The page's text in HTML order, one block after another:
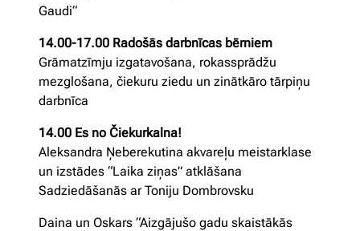
Gaudi“
14.00-17.00 Radošās darbnīcas bērniem
Grāmatzīmju izgatavošana, rokassprādžu
mezglošana, čiekuru ziedu un zinātkāro tārpiņu
darbnīca
14.00 Es no Čiekurkalna!
Aleksandra Ņeberekutina akvareļu meistarklase
un izstādes “Laika ziņas” atklāšana
Sadziedāšanās ar Toniju Dombrovsku
Daina un Oskars “Aizgājušo gadu skaistākās